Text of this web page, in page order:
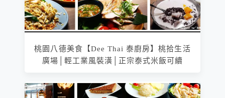
桃園八德美食【Dee Thai 泰廚房】桃拾生活
廣場│輕工業風裝潢│正宗泰式米飯可續